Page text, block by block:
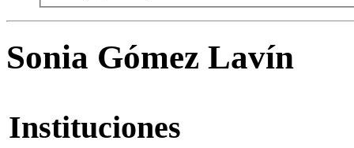
Sonia Gómez Lavín
Instituciones